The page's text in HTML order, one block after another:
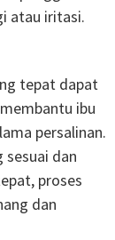
atau iritasi.
tepat dapat
ibu
persalinan.
sesuai dan
proses
dan